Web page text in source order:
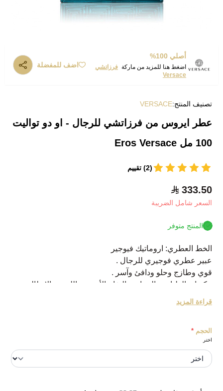
أصلي 100%
اضغط هنا للمزيد من ماركة فرزاتشي
Versace
اضف للمفضلة
تصنيف المنتج:VERSACE
عطر ايروس من فرزاتشي للرجال - او دو تواليت
100 مل Eros Versace
(2) تقييم
333.50
السعر شامل الضريبة
المنتج متوفر
الخط العطري: اروماتيك فيوجير
عبير عطري فوجيري للرجال .
قوي وطازج وحلو ودافئ وآسر .
مكوناته العليا من النعناع، والتفاح الأخضر والليمون الإيطالي .
والغيرانيوم .
والارز أطلس .
صدر في عام 2013 .
مثالي لجميع المناسبات .
Versace Eros for Men Eau de Toilette
قراءة المزيد
الحجم *
اختر